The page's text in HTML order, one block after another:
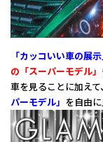
「カッコいい車の展示
の「スーパーモデル」
車を見ることに加えて、
パーモデル」 を自由